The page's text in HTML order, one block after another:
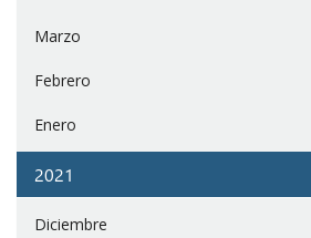
Marzo
Febrero
Enero
2021
Diciembre